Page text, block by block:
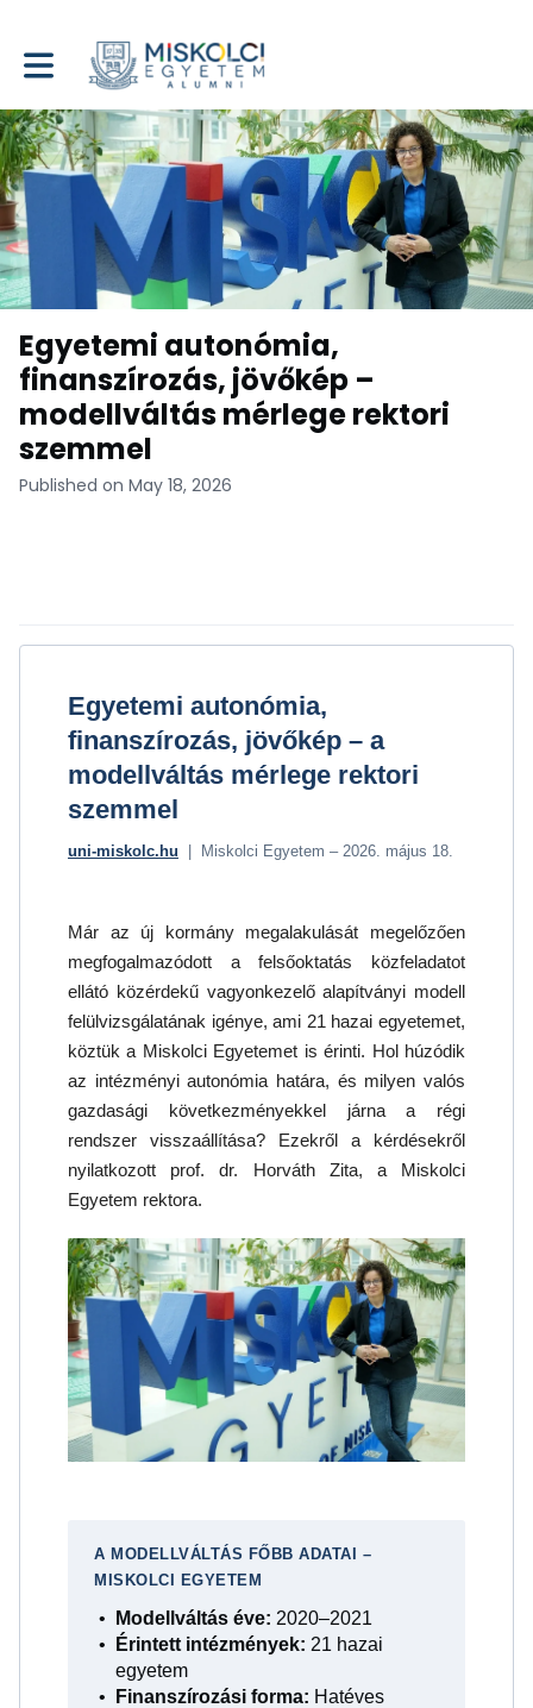
Toggle main navigation
Egyetemi autonómia,
finanszírozás, jövőkép –
modellváltás mérlege rektori
szemmel
Published on May 18, 2026
Egyetemi autonómia,
finanszírozás, jövőkép – a
modellváltás mérlege rektori
szemmel
uni-miskolc.hu | Miskolci Egyetem – 2026. május 18.
Már az új kormány megalakulását megelőzően
megfogalmazódott a felsőoktatás közfeladatot
ellátó közérdekű vagyonkezelő alapítványi modell
felülvizsgálatának igénye, ami 21 hazai egyetemet,
köztük a Miskolci Egyetemet is érinti. Hol húzódik
az intézményi autonómia határa, és milyen valós
gazdasági következményekkel járna a régi
rendszer visszaállítása? Ezekről a kérdésekről
nyilatkozott prof. dr. Horváth Zita, a Miskolci
Egyetem rektora.
A MODELLVÁLTÁS FŐBB ADATAI –
MISKOLCI EGYETEM
Modellváltás éve: 2020–2021
Érintett intézmények: 21 hazai
egyetem
Finanszírozási forma: Hatéves